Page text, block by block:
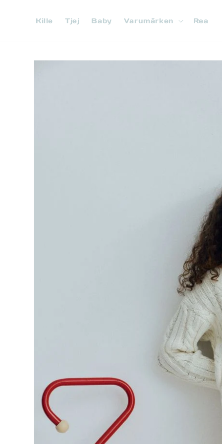
innehåll
Kille Tjej Baby Varumärken Rea